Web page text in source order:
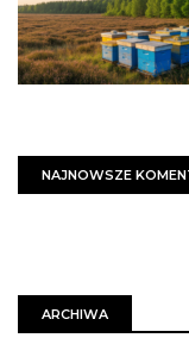
NAJNOWSZE
ARCHIWA